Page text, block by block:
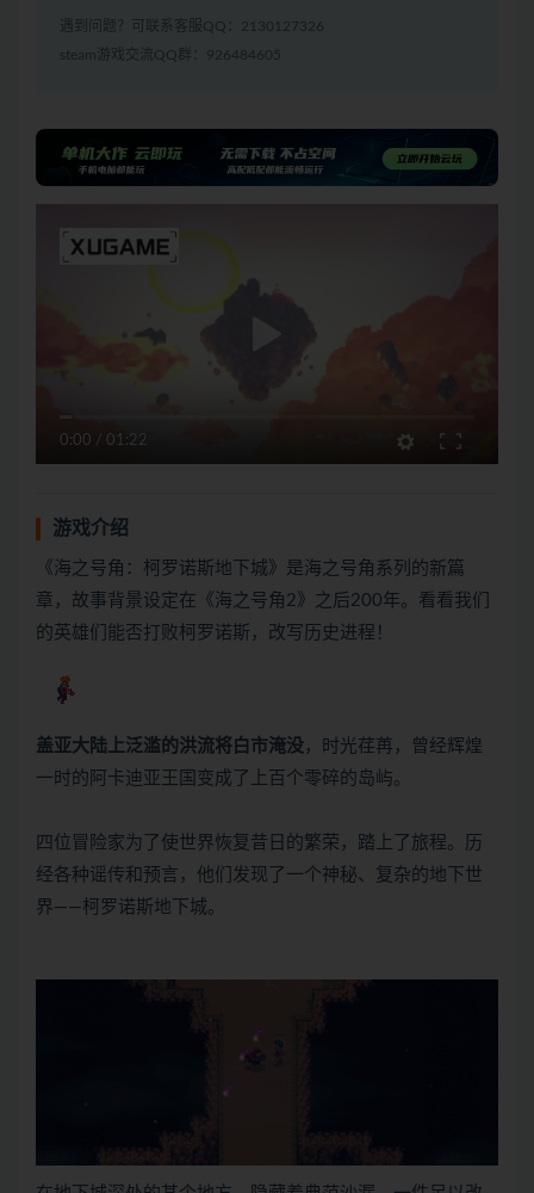
遇到问题？可联系客服QQ：2130127326
steam游戏交流QQ群：926484605
0:00 / 01:22
游戏介绍
《海之号角：柯罗诺斯地下城》是海之号角系列的新篇
章，故事背景设定在《海之号角2》之后200年。看看我们
的英雄们能否打败柯罗诺斯，改写历史进程！
盖亚大陆上泛滥的洪流将白市淹没 ，时光荏苒，曾经辉煌
一时的阿卡迪亚王国变成了上百个零碎的岛屿。
四位冒险家为了使世界恢复昔日的繁荣，踏上了旅程。历
经各种谣传和预言，他们发现了一个神秘、复杂的地下世
界——柯罗诺斯地下城。